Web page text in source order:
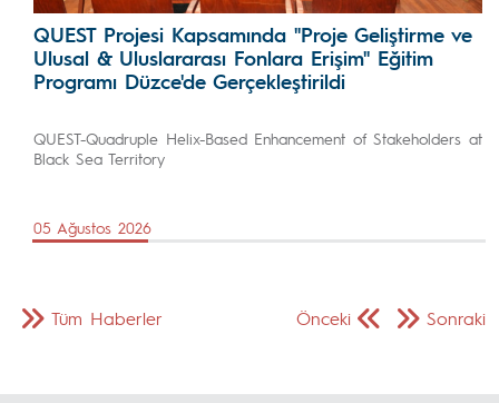
QUEST Projesi Kapsamında "Proje Geliştirme ve
Ulusal & Uluslararası Fonlara Erişim" Eğitim
Programı Düzce'de Gerçekleştirildi
QUEST-Quadruple Helix-Based Enhancement of Stakeholders at
Black Sea Territory
05 Ağustos 2026
Önceki Sonraki
Tüm Haberler